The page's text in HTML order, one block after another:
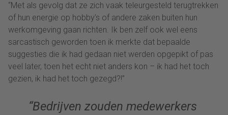
“Met als gevolg dat ze zich vaak teleurgesteld terugtrekken
of hun energie op hobby’s of andere zaken buiten hun
werkomgeving gaan richten. Ik ben zelf ook wel eens
sarcastisch geworden toen ik merkte dat bepaalde
suggesties die ik had gedaan niet werden opgepikt of pas
veel later, toen het echt niet anders kon – ik had het toch
gezien, ik had het toch gezegd?!”
“Bedrijven zouden medewerkers